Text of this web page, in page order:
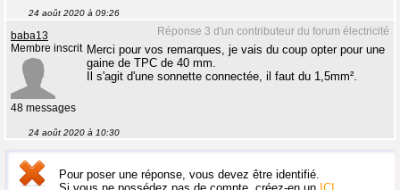
24 août 2020 à 09:26
Réponse 3 d'un contributeur du forum électricité
baba13
Membre inscrit
48 messages
Merci pour vos remarques, je vais du coup opter pour une
gaine de TPC de 40 mm.
Il s'agit d'une sonnette connectée, il faut du 1,5mm².
24 août 2020 à 10:30
Pour poser une réponse, vous devez être identifié.